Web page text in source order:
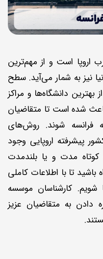
اروپا است و از مهم‌ترین
نیز به شمار می‌آید. سطح
بهترین دانشگاه‌ها و مراکز
شده است تا متقاضیان
فرانسه شوند. روش‌های
پیشرفته اروپایی وجود
کوتاه مدت و یا بلندمدت
باشید تا با اطلاعات کاملی
شویم. کارشناسان موسسه
دادن به متقاضیان عزیز